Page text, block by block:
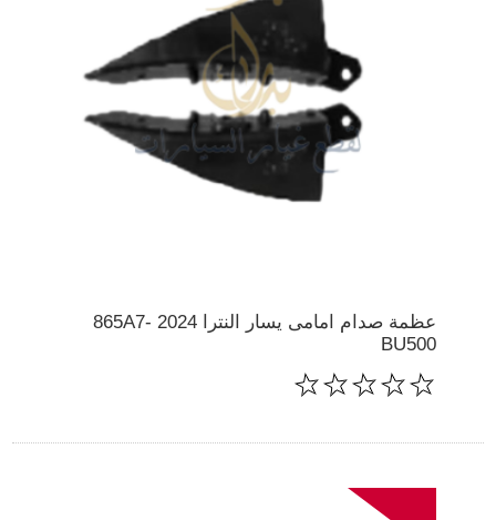
عظمة صدام امامى يسار النترا 2024 865A7-
BU500